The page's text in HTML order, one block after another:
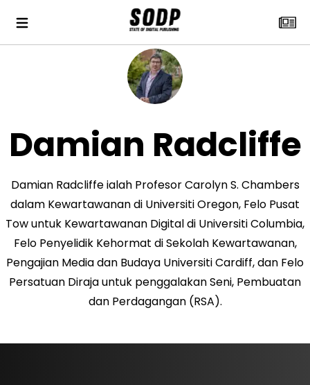
Damian Radcliffe
Damian Radcliffe ialah Profesor Carolyn S. Chambers
dalam Kewartawanan di Universiti Oregon, Felo Pusat
Tow untuk Kewartawanan Digital di Universiti Columbia,
Felo Penyelidik Kehormat di Sekolah Kewartawanan,
Pengajian Media dan Budaya Universiti Cardiff, dan Felo
Persatuan Diraja untuk penggalakan Seni, Pembuatan
dan Perdagangan (RSA).